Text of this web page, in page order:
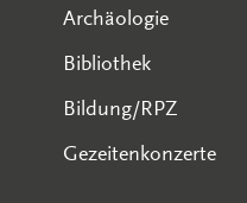
Archäologie
Bibliothek
Bildung/RPZ
Gezeitenkonzerte